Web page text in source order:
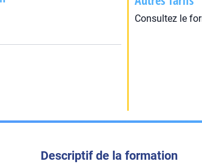
Consultez le
Descriptif de la formation